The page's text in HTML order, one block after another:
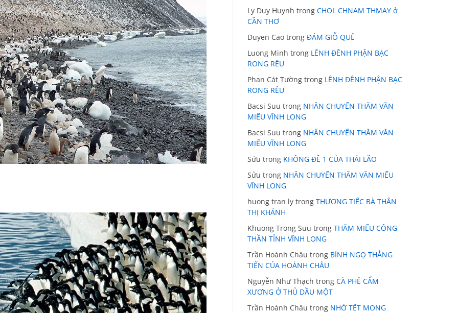
Ly Duy Huynh trong CHOL CHNAM THMAY ở
CẦN THƠ
Duyen Cao trong ĐÁM GIỖ QUÊ
Luong Minh trong LÊNH ĐÊNH PHẬN BẠC
RONG RÊU
Phan Cát Tường trong LÊNH ĐÊNH PHẬN BẠC
RONG RÊU
Bacsi Suu trong NHÂN CHUYẾN THĂM VĂN
MIẾU VĨNH LONG
Bacsi Suu trong NHÂN CHUYẾN THĂM VĂN
MIẾU VĨNH LONG
Sửu trong KHÔNG ĐỀ 1 CỦA THÁI LÃO
Sửu trong NHÂN CHUYẾN THĂM VĂN MIẾU
VĨNH LONG
huong tran ly trong THƯƠNG TIẾC BÀ THÂN
THỊ KHÁNH
Khuong Trong Suu trong THĂM MIẾU CÔNG
THẦN TỈNH VĨNH LONG
Trần Hoành Châu trong BÍNH NGỌ THẲNG
TIẾN CỦA HOÀNH CHÂU
Nguyễn Như Thạch trong CÀ PHÊ CẨM
XƯƠNG Ở THỦ DẦU MỘT
Trần Hoành Châu trong NHỚ TẾT MONG